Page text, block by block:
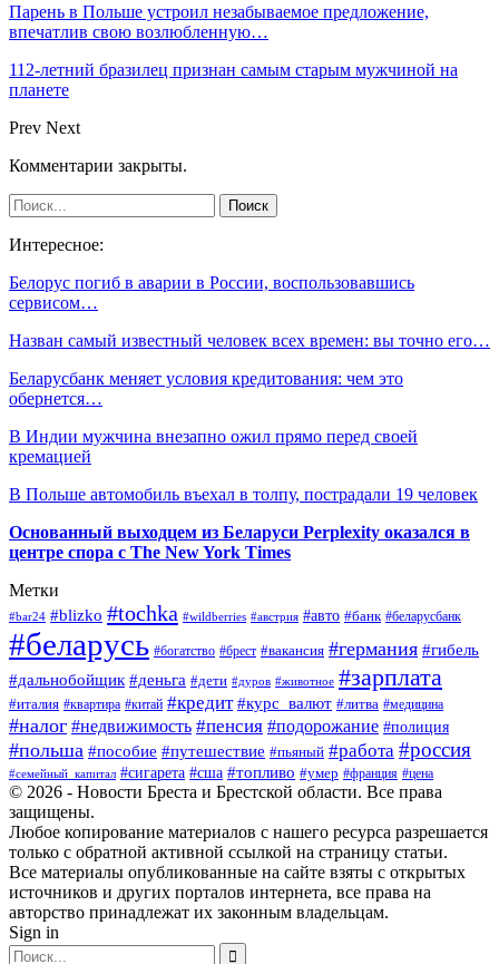
Парень в Польше устроил незабываемое предложение,
впечатлив свою возлюбленную…
112-летний бразилец признан самым старым мужчиной на
планете
Prev Next
Комментарии закрыты.
Интересное:
Белорус погиб в аварии в России, воспользовавшись
сервисом…
Назван самый известный человек всех времен: вы точно его…
Беларусбанк меняет условия кредитования: чем это
обернется…
В Индии мужчина внезапно ожил прямо перед своей
кремацией
В Польше автомобиль въехал в толпу, пострадали 19 человек
Основанный выходцем из Беларуси Perplexity оказался в
центре спора с The New York Times
Метки
#bar24 #blizko #tochka #wildberries #австрия #авто #банк #беларусбанк
#беларусь #богатство #брест #вакансия #германия #гибель
#дальнобойщик #деньга #дети #дуров #животное #зарплата
#италия #квартира #китай #кредит #курс_валют #литва #медицина
#налог #недвижимость #пенсия #подорожание #полиция
#польша #пособие #путешествие #пьяный #работа #россия
#семейный_капитал #сигарета #сша #топливо #умер #франция #цена
© 2026 - Новости Бреста и Брестской области. Все права
защищены.
Любое копирование материалов с нашего ресурса разрешается
только с обратной активной ссылкой на страницу статьи.
Все материалы опубликованные на сайте взяты с открытых
источников и других порталов интернета, все права на
авторство принадлежат их законным владельцам.
Sign in